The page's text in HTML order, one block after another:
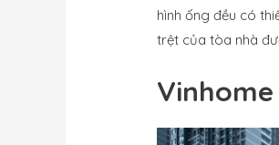
hình ống đều có
trệt của tòa nhà